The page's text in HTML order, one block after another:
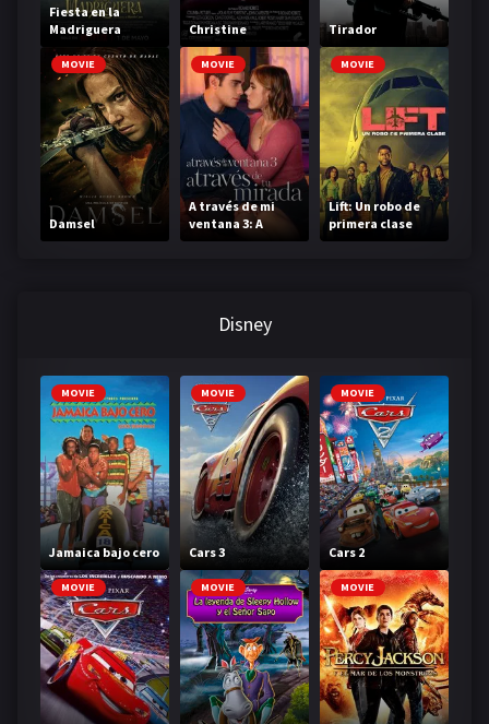
Fiesta en la
Madriguera
Christine Tirador
MOVIE
Damsel
MOVIE
A través de mi
ventana 3: A
través de tu
MOVIE
Lift: Un robo de
primera clase
Disney
MOVIE
Jamaica bajo cero
MOVIE
Cars 3
MOVIE
Cars 2
MOVIE MOVIE MOVIE